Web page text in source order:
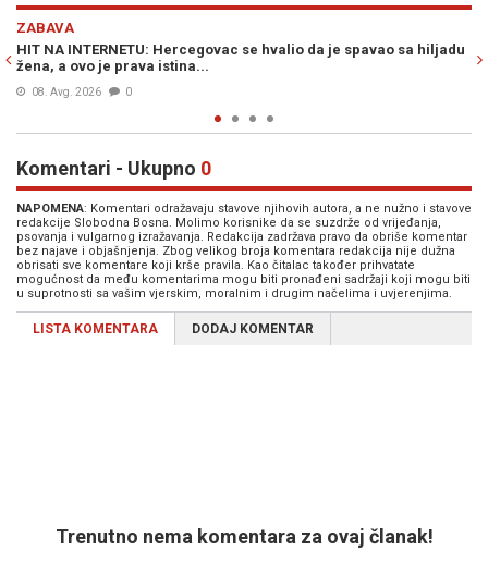
spavao sa hiljadu HIT NA INTERNETU: Natpis na kombiju splitskih
iz pjesme sarajevskog benda...
Komentari - Ukupno 0
NAPOMENA: Komentari odražavaju stavove njihovih autora, a ne nužno i stavove
redakcije Slobodna Bosna. Molimo korisnike da se suzdrže od vrijeđanja,
psovanja i vulgarnog izražavanja. Redakcija zadržava pravo da obriše komentar
bez najave i objašnjenja. Zbog velikog broja komentara redakcija nije dužna
obrisati sve komentare koji krše pravila. Kao čitalac također prihvatate
mogućnost da među komentarima mogu biti pronađeni sadržaji koji mogu biti
u suprotnosti sa vašim vjerskim, moralnim i drugim načelima i uvjerenjima.
LISTA KOMENTARA DODAJ KOMENTAR
Trenutno nema komentara za ovaj članak!